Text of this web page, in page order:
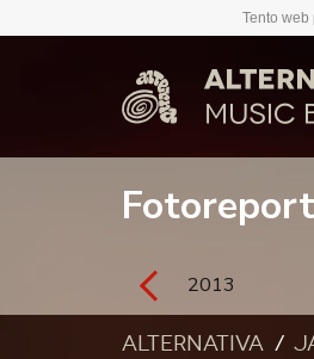
Tento
2013
Alternativa